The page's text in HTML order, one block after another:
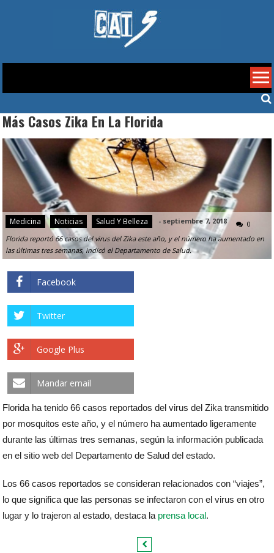
Cat 5
Más Casos Zika En La Florida
Medicina Noticias Salud Y Belleza - septiembre 7, 2018
0
Florida reportó 66 casos del virus del Zika este año, y el número ha aumentado en
las últimas tres semanas, indicó el Departamento de Salud.
Facebook
Twitter
Google Plus
Mandar email
Florida ha tenido 66 casos reportados del virus del Zika transmitido
por mosquitos este año, y el número ha aumentado ligeramente
durante las últimas tres semanas, según la información publicada
en el sitio web del Departamento de Salud del estado.
Los 66 casos reportados se consideran relacionados con “viajes”,
lo que significa que las personas se infectaron con el virus en otro
lugar y lo trajeron al estado, destaca la prensa local.